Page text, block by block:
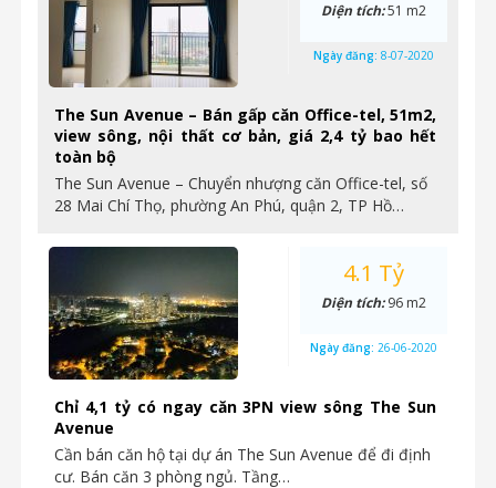
The Sun Avenue – Bán gấp căn Office-tel, 51m2,
view sông, nội thất cơ bản, giá 2,4 tỷ bao hết
toàn bộ
The Sun Avenue – Chuyển nhượng căn Office-tel, số
28 Mai Chí Thọ, phường An Phú, quận 2, TP Hồ…
Diện tích:51 m2
Ngày đăng: 8-07-2020
Chỉ 4,1 tỷ có ngay căn 3PN view sông The Sun
Avenue
Cần bán căn hộ tại dự án The Sun Avenue để đi định
cư. Bán căn 3 phòng ngủ. Tầng…
4.1 Tỷ
Diện tích:96 m2
Ngày đăng: 26-06-2020